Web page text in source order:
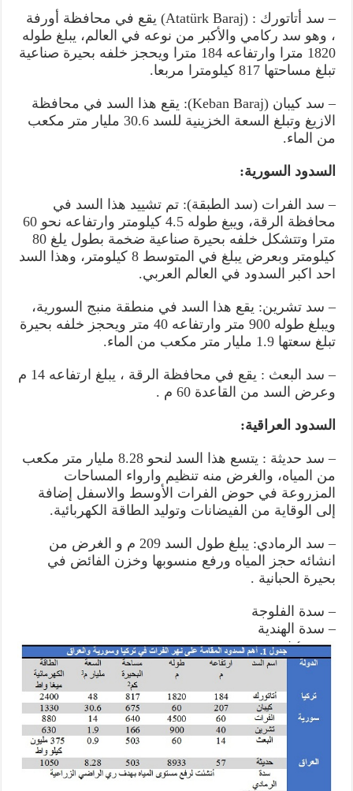
– سد أتاتورك : (Atatürk Baraj) يقع في محافظة أورفة
، وهو سد ركامي والأكبر من نوعه في العالم، يبلغ طوله
1820 مترا وارتفاعه 184 مترا ويحجز خلفه بحيرة صناعية
تبلغ مساحتها 817 كيلومترا مربعا.
– سد كيبان (Keban Baraj)‏: يقع هذا السد في محافظة
الازيغ وتبلغ السعة الخزينية للسد 30.6 مليار متر مكعب
من الماء.
السدود السورية:
– سد الفرات (سد الطبقة): تم تشييد هذا السد في
محافظة الرقة، ويبغ طوله 4.5 كيلومتر وارتفاعه نحو 60
مترا وتتشكل خلفه بحيرة صناعية ضخمة بطول يلغ 80
كيلومتر وبعرض يبلغ في المتوسط 8 كيلومتر، وهذا السد
احد اكبر السدود في العالم العربي.
– سد تشرين: يقع هذا السد في منطقة منبج السورية،
ويبلغ طوله 900 متر وارتفاعه 40 متر ويحجز خلفه بحيرة
تبلغ سعتها 1.9 مليار متر مكعب من الماء.
– سد البعث : يقع في محافظة الرقة ، يبلغ ارتفاعه 14 م
وعرض السد من القاعدة 60 م .
السدود العراقية:
– سد حديثة : يتسع هذا السد لنحو 8.28 مليار متر مكعب
من المياه، والغرض منه تنظيم وارواء المساحات
المزروعة في حوض الفرات الأوسط والاسفل إضافة
إلى الوقاية من الفيضانات وتوليد الطاقة الكهربائية.
– سد الرمادي: يبلغ طول السد 209 م و الغرض من
انشائه حجز المياه ورفع منسوبها وخزن الفائض في
بحيرة الحبانية .
– سدة الفلوجة
– سدة الهندية